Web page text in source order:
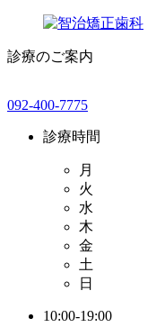
診療のご案内
092-400-7775
診療時間
月
火
水
木
金
土
日
10:00-19:00